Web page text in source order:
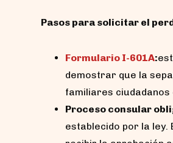
Pasos para solicitar el
Formulario I-601A:
demostrar que la
familiares
Proceso consular
establecido por la ley.